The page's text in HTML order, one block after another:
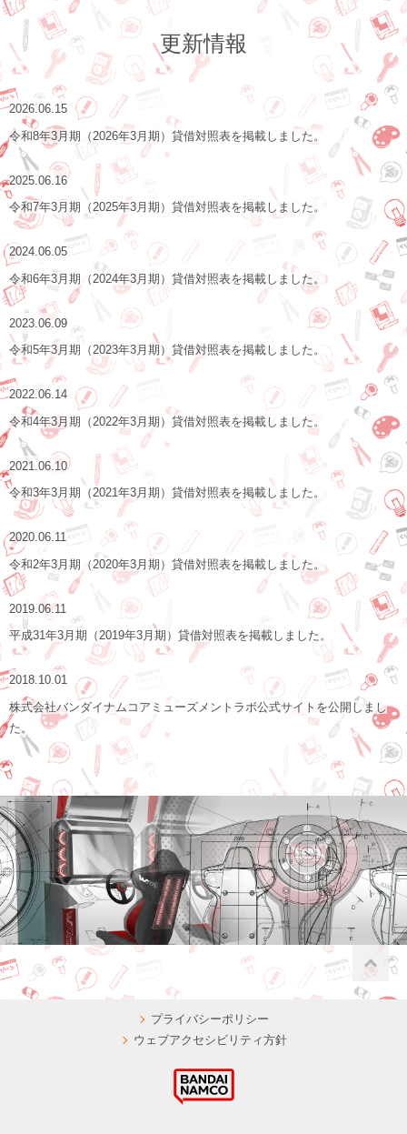
更新情報
2026.06.15
令和8年3月期（2026年3月期）貸借対照表を掲載しました。
2025.06.16
令和7年3月期（2025年3月期）貸借対照表を掲載しました。
2024.06.05
令和6年3月期（2024年3月期）貸借対照表を掲載しました。
2023.06.09
令和5年3月期（2023年3月期）貸借対照表を掲載しました。
2022.06.14
令和4年3月期（2022年3月期）貸借対照表を掲載しました。
2021.06.10
令和3年3月期（2021年3月期）貸借対照表を掲載しました。
2020.06.11
令和2年3月期（2020年3月期）貸借対照表を掲載しました。
2019.06.11
平成31年3月期（2019年3月期）貸借対照表を掲載しました。
2018.10.01
株式会社バンダイナムコアミューズメントラボ公式サイトを公開しまし
た。
プライバシーポリシー
ウェブアクセシビリティ方針